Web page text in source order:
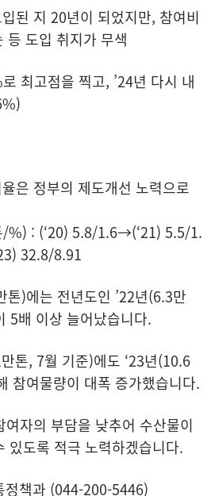
된 지 20년이 되었지만, 참여비
도입 취지가 무색
최고점을 찍고, ’24년 다시 내
은 정부의 제도개선 노력으로
/%) : (‘20) 5.8/1.6→(‘21) 5.5/1.
32.8/8.91
톤)에는 전년도인 ’22년(6.3만
5배 이상 늘어났습니다.
톤, 7월 기준)에도 ‘23년(10.6
참여물량이 대폭 증가했습니다.
자의 부담을 낮추어 수산물이
있도록 적극 노력하겠습니다.
정책과 (044-200-5446)